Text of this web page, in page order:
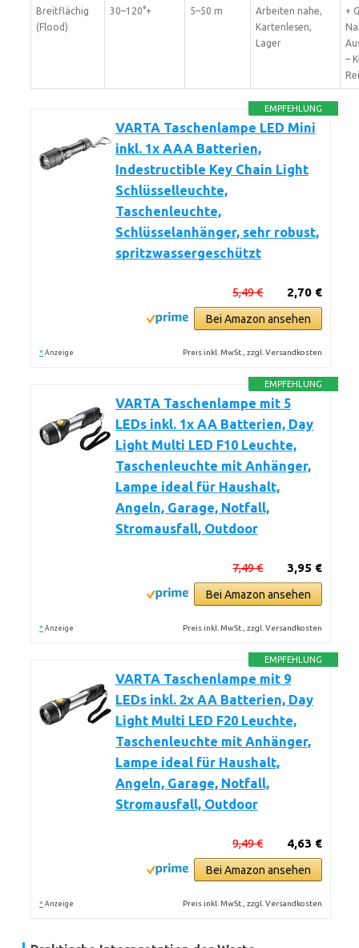
Breitflächig
(Flood)
30–120°+ 5–50 m
Arbeiten nahe,
Kartenlesen,
Lager
+
–
EMPFEHLUNG
VARTA Taschenlampe LED Mini
inkl. 1x AAA Batterien,
Indestructible Key Chain Light
Schlüsselleuchte,
Taschenleuchte,
Schlüsselanhänger, sehr robust,
spritzwassergeschützt
2,70 €
5,49 €
Bei Amazon ansehen
* Anzeige Preis inkl. MwSt., zzgl. Versandkosten
EMPFEHLUNG
VARTA Taschenlampe mit 5
LEDs inkl. 1x AA Batterien, Day
Light Multi LED F10 Leuchte,
Taschenleuchte mit Anhänger,
Lampe ideal für Haushalt,
Angeln, Garage, Notfall,
Stromausfall, Outdoor
3,95 €
7,49 €
Bei Amazon ansehen
* Anzeige Preis inkl. MwSt., zzgl. Versandkosten
EMPFEHLUNG
VARTA Taschenlampe mit 9
LEDs inkl. 2x AA Batterien, Day
Light Multi LED F20 Leuchte,
Taschenleuchte mit Anhänger,
Lampe ideal für Haushalt,
Angeln, Garage, Notfall,
Stromausfall, Outdoor
4,63 €
9,49 €
Bei Amazon ansehen
* Anzeige Preis inkl. MwSt., zzgl. Versandkosten